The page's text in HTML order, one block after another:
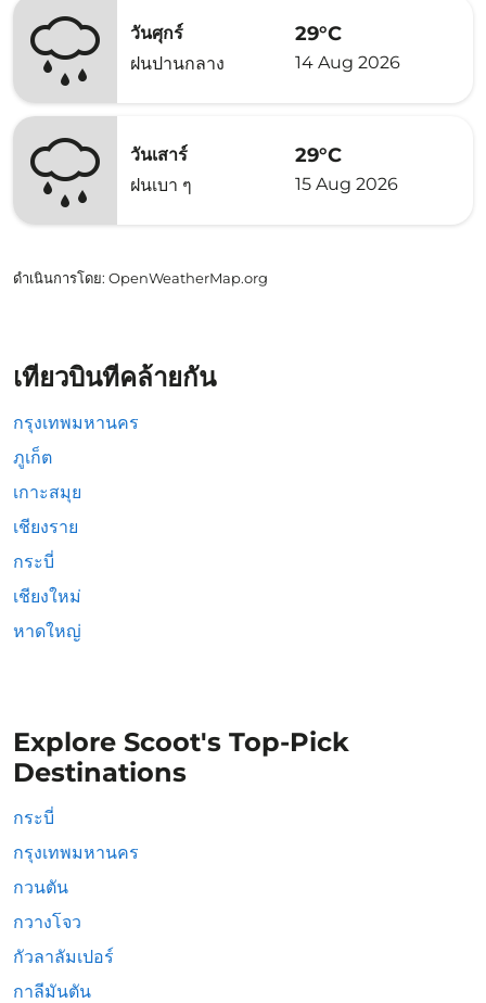
วันศุกร์
ฝนปานกลาง
29°C
14 Aug 2026
วันเสาร์
ฝนเบา ๆ
29°C
15 Aug 2026
ดำเนินการโดย: OpenWeatherMap.org
เที่ยวบินที่คล้ายกัน
กรุงเทพมหานคร
ภูเก็ต
เกาะสมุย
เชียงราย
กระบี่
เชียงใหม่
หาดใหญ่
Explore Scoot's Top-Pick
Destinations
กระบี่
กรุงเทพมหานคร
กวนตัน
กวางโจว
กัวลาลัมเปอร์
กาลีมันตัน